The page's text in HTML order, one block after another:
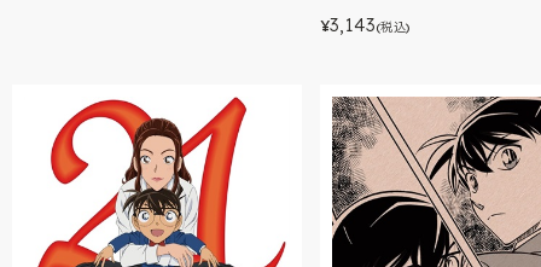
¥3,143(税込)